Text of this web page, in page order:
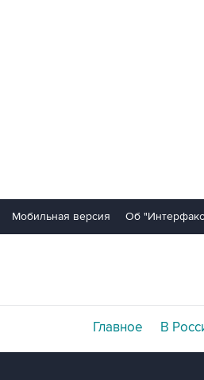
Мобильная версия Об
Главное В